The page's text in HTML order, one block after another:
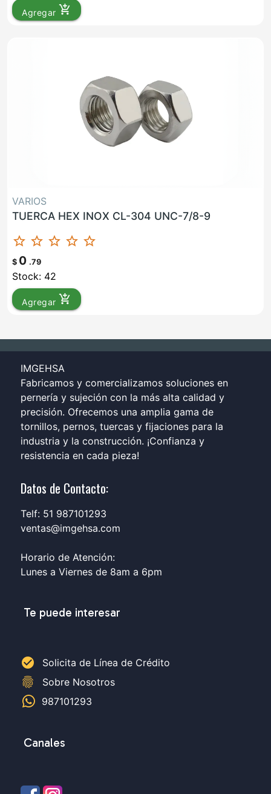
Agregar add_shopping_cart
VARIOS
TUERCA HEX INOX CL-304 UNC-7/8-9
star_border star_border star_border star_border star_border
$ 0 .79
Stock: 42
Agregar add_shopping_cart
IMGEHSA
Fabricamos y comercializamos soluciones en
pernería y sujeción con la más alta calidad y
precisión. Ofrecemos una amplia gama de
tornillos, pernos, tuercas y fijaciones para la
industria y la construcción. ¡Confianza y
resistencia en cada pieza!
Datos de Contacto:
Telf: 51 987101293
ventas@imgehsa.com
Horario de Atención:
Lunes a Viernes de 8am a 6pm
Te puede interesar
check_circle Solicita de Línea de Crédito
fingerprint
Sobre Nosotros
987101293
Canales